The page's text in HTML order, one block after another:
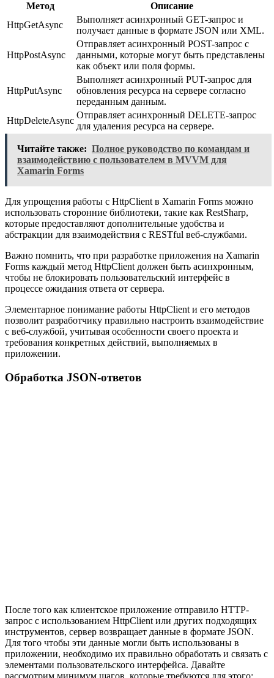
Метод
Описание
HttpGetAsync
Выполняет асинхронный GET-запрос и
получает данные в формате JSON или XML.
HttpPostAsync
Отправляет асинхронный POST-запрос с
данными, которые могут быть представлены
как объект или поля формы.
HttpPutAsync
Выполняет асинхронный PUT-запрос для
обновления ресурса на сервере согласно
переданным данным.
HttpDeleteAsync
Отправляет асинхронный DELETE-запрос
для удаления ресурса на сервере.
Читайте также: Полное руководство по командам и
взаимодействию с пользователем в MVVM для
Xamarin Forms
Для упрощения работы с HttpClient в Xamarin Forms можно
использовать сторонние библиотеки, такие как RestSharp,
которые предоставляют дополнительные удобства и
абстракции для взаимодействия с RESTful веб-службами.
Важно помнить, что при разработке приложения на Xamarin
Forms каждый метод HttpClient должен быть асинхронным,
чтобы не блокировать пользовательский интерфейс в
процессе ожидания ответа от сервера.
Элементарное понимание работы HttpClient и его методов
позволит разработчику правильно настроить взаимодействие
с веб-службой, учитывая особенности своего проекта и
требования конкретных действий, выполняемых в
приложении.
Обработка JSON-ответов
После того как клиентское приложение отправило HTTP-
запрос с использованием HttpClient или других подходящих
инструментов, сервер возвращает данные в формате JSON.
Для того чтобы эти данные могли быть использованы в
приложении, необходимо их правильно обработать и связать с
элементами пользовательского интерфейса. Давайте
рассмотрим минимум шагов, которые требуются для этого: